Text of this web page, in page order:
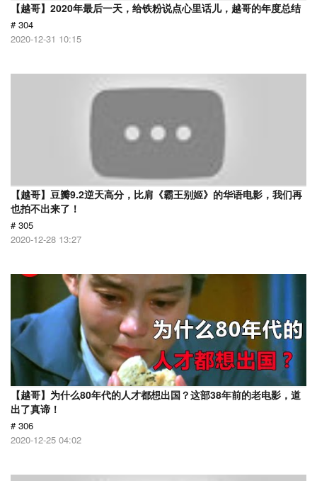
【越哥】2020年最后一天，给铁粉说点心里话儿，越哥的年度总结
# 304
2020-12-31 10:15
【越哥】豆瓣9.2逆天高分，比肩《霸王别姬》的华语电影，我们再
也拍不出来了！
# 305
2020-12-28 13:27
【越哥】为什么80年代的人才都想出国？这部38年前的老电影，道
出了真谛！
# 306
2020-12-25 04:02